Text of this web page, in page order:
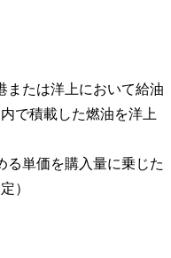
または洋上において給油
で積載した燃油を洋上
る単価を購入量に乗じた
）